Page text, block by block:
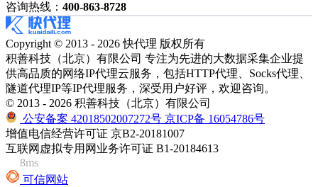
咨询热线： 400-863-8728
Copyright © 2013 - 2026 快代理 版权所有
积善科技（北京）有限公司 专注为先进的大数据采集企业提
供高品质的网络IP代理云服务，包括HTTP代理、Socks代理、
隧道代理IP等IP代理服务，深受用户好评，欢迎咨询。
© 2013 - 2026 积善科技（北京）有限公司
公安备案 42018502007272号 京ICP备 16054786号
增值电信经营许可证 京B2-20181007
互联网虚拟专用网业务许可证 B1-20184613
8ms
可信网站